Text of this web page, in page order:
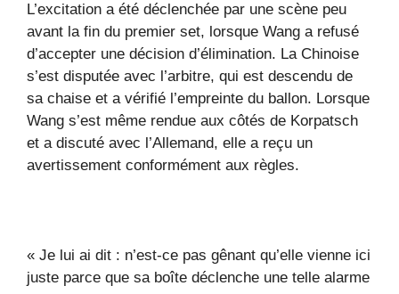
L’excitation a été déclenchée par une scène peu
avant la fin du premier set, lorsque Wang a refusé
d’accepter une décision d’élimination. La Chinoise
s’est disputée avec l’arbitre, qui est descendu de
sa chaise et a vérifié l’empreinte du ballon. Lorsque
Wang s’est même rendue aux côtés de Korpatsch
et a discuté avec l’Allemand, elle a reçu un
avertissement conformément aux règles.
« Je lui ai dit : n’est-ce pas gênant qu’elle vienne ici
juste parce que sa boîte déclenche une telle alarme